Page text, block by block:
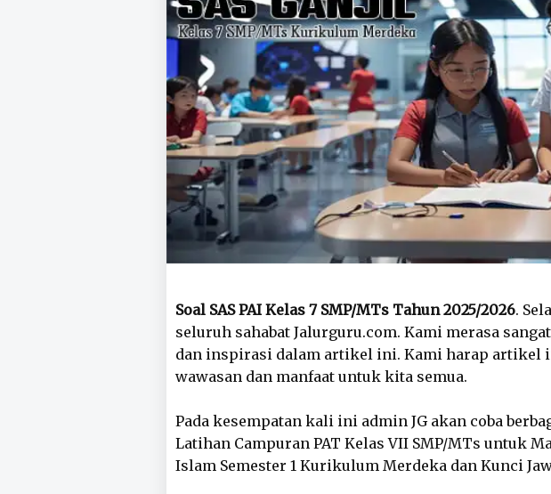
Soal SAS PAI Kelas 7 SMP/MTs Tahun 2025/2026.
seluruh sahabat Jalurguru.com. Kami merasa
dan inspirasi dalam artikel ini. Kami harap artikel
wawasan dan manfaat untuk kita semua.
Pada kesempatan kali ini admin JG akan coba
Latihan Campuran PAT Kelas VII SMP/MTs untuk
Islam Semester 1 Kurikulum Merdeka dan Kunci